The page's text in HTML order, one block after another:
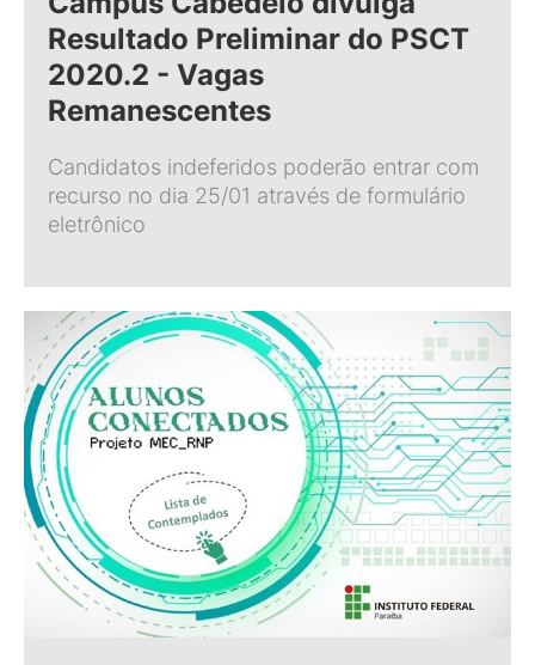
Resultado Preliminar do PSCT
2020.2 - Vagas
Remanescentes
Candidatos indeferidos poderão entrar com
recurso no dia 25/01 através de formulário
eletrônico